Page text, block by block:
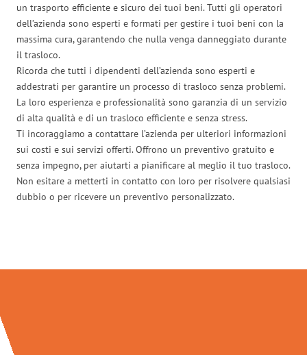
un trasporto efficiente e sicuro dei tuoi beni. Tutti gli operatori
dell’azienda sono esperti e formati per gestire i tuoi beni con la
massima cura, garantendo che nulla venga danneggiato durante
il trasloco.
Ricorda che tutti i dipendenti dell’azienda sono esperti e
addestrati per garantire un processo di trasloco senza problemi.
La loro esperienza e professionalità sono garanzia di un servizio
di alta qualità e di un trasloco efficiente e senza stress.
Ti incoraggiamo a contattare l’azienda per ulteriori informazioni
sui costi e sui servizi offerti. Offrono un preventivo gratuito e
senza impegno, per aiutarti a pianificare al meglio il tuo trasloco.
Non esitare a metterti in contatto con loro per risolvere qualsiasi
dubbio o per ricevere un preventivo personalizzato.